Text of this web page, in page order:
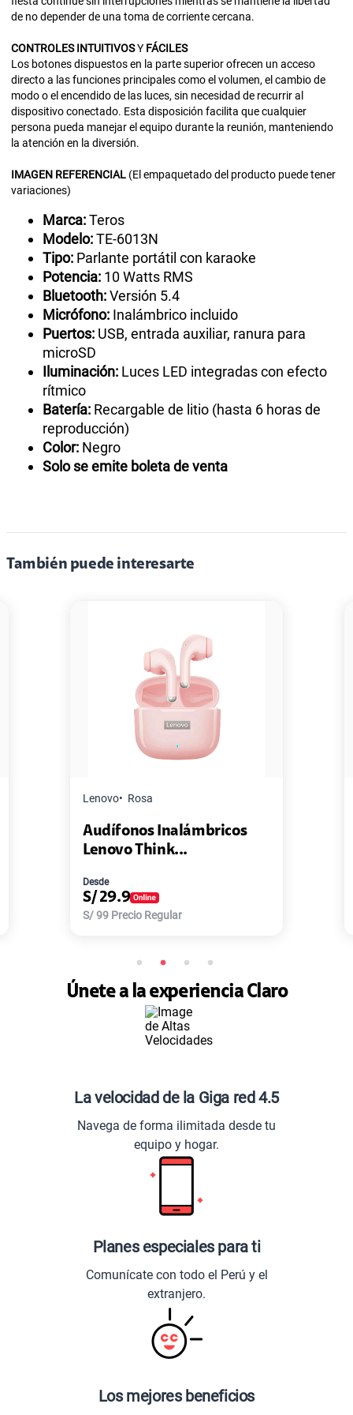
de no depender de una toma de corriente cercana.
CONTROLES INTUITIVOSY FÁCILES
Los botones dispuestos en la parte superior ofrecen un acceso
directo a las funciones principales como el volumen, el cambio de
modo o el encendido de las luces, sin necesidad de recurrir al
dispositivo conectado. Esta disposición facilita que cualquier
persona pueda manejar el equipo durante la reunión, manteniendo
la atención en la diversión.
IMAGEN REFERENCIAL (El empaquetado del producto puede tener
variaciones)
Marca:Teros
Modelo:TE-6013N
Tipo: Parlante portátil con karaoke
Potencia: 10 Watts RMS
Bluetooth:Versión 5.4
Micrófono: Inalámbrico incluido
Puertos: USB, entrada auxiliar, ranura para
microSD
Iluminación: Luces LED integradas con efecto
rítmico
Batería: Recargable de litio (hasta 6 horas de
reproducción)
Color: Negro
Solo se emite boleta de venta
También puede interesarte
Master G
Pack de 2 Power Bank Mini
Master-G ...
S/77.9
S/168Precio Regular
Únete a la experiencia Claro
La velocidad de la Giga red 4.5
Navega de forma ilimitada desde tu
equipo y hogar.
Planes especiales para ti
Comunícate con todo el Perú y el
extranjero.
Los mejores beneficios